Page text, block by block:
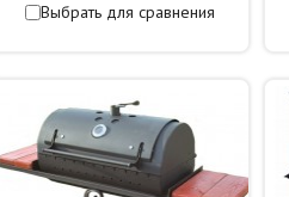
Выбрать для сравнения